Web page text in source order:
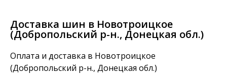
Доставка шин в Новотроицкое
(Добропольский р-н., Донецкая обл.)
Оплата и доставка в Новотроицкое
(Добропольский р-н., Донецкая обл.)